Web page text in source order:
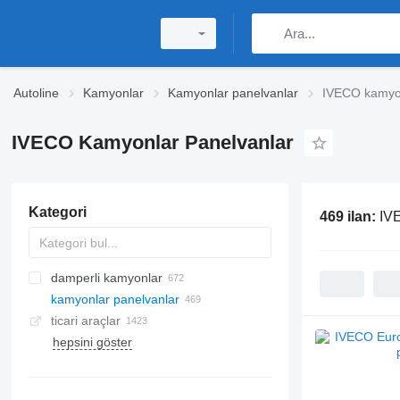
Autoline Kamyonlar Kamyonlar panelvanlar IVECO
IVECO Kamyonlar Panelvanlar
Kategori
damperli kamyonlar
kamyonlar panelvanlar
ticari araçlar
hepsini göster
469 ilan: